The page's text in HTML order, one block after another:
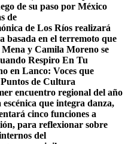
de su paso por México
de
de Los Ríos realizará
basada en el terremoto que
y Camila Moreno se
Respiro En Tu
en Lanco: Voces que
de Cultura
encuentro regional del año
escénica que integra danza,
cinco funciones a
para reflexionar sobre
del